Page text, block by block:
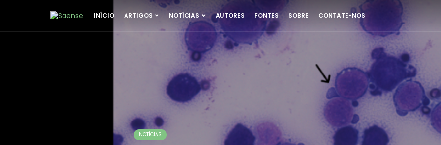
INÍCIO ARTIGOS NOTÍCIAS AUTORES FONTES SOBRE CONTATE-NOS
NOTÍCIAS